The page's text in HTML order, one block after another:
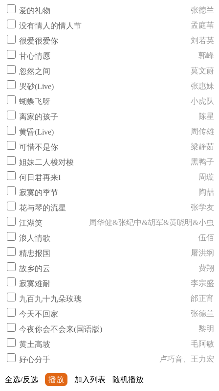
爱的礼物
张德兰
没有情人的情人节
孟庭苇
很爱很爱你
刘若英
甘心情愿
郭峰
忽然之间
莫文蔚
哭砂(Live)
张惠妹
蝴蝶飞呀
小虎队
离家的孩子
陈星
黄昏(Live)
周传雄
可惜不是你
梁静茹
姐妹二人梭对梭
黑鸭子
何日君再来I
周璇
寂寞的季节
陶喆
花与琴的流星
张学友
江湖笑
周华健&张纪中&胡军&黄晓明&小虫
浪人情歌
伍佰
精忠报国
屠洪纲
故乡的云
费翔
寂寞难耐
李宗盛
九百九十九朵玫瑰
邰正宵
今天不回家
张德兰
今夜你会不会来(国语版)
黎明
黄土高坡
毛阿敏
好心分手
卢巧音、王力宏
全选/反选 播放 加入列表 随机播放